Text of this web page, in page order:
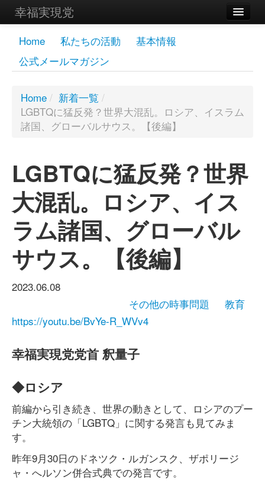
幸福実現党
メンバーズページ
党員
お問い合わせ
Home 私たちの活動
基本情報
公式メールマガジン
Home / 新着一覧 /
LGBTQに猛反発？世界大混乱。ロシア、イスラム
諸国、グローバルサウス。【後編】
LGBTQに猛反発？世界
大混乱。ロシア、イス
ラム諸国、グローバル
サウス。【後編】
2023.06.08
その他の時事問題
教育
https://youtu.be/BvYe-R_WVv4
幸福実現党党首 釈量子
◆ロシア
前編から引き続き、世界の動きとして、ロシアのプー
チン大統領の「LGBTQ」に関する発言も見てみま
す。
昨年9月30日のドネツク・ルガンスク、ザポリージ
ャ・へルソン併合式典での発言です。